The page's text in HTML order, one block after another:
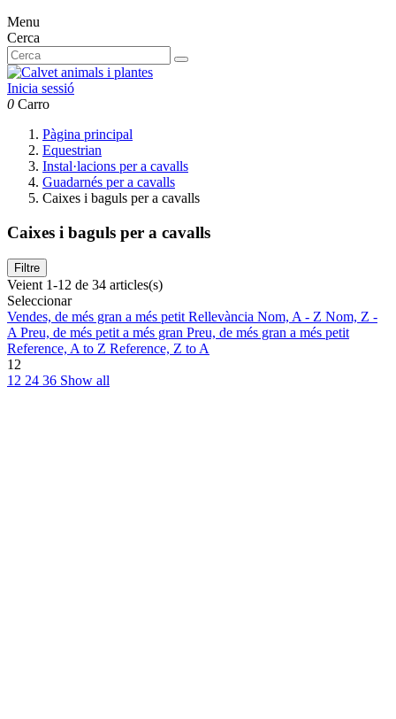
Menu
Cerca
Inicia sessió
0 Carro
Pàgina principal
Equestrian
Instal·lacions per a cavalls
Guadarnés per a cavalls
Caixes i baguls per a cavalls
Caixes i baguls per a cavalls
Filtre
Veient 1-12 de 34 articles(s)
Seleccionar
Vendes, de més gran a més petitRellevància Nom, A - Z Nom, Z -
APreu, de més petit a més gran Preu, de més gran a més petit
Reference, A to Z Reference, Z to A
12
12 24 36 Show all